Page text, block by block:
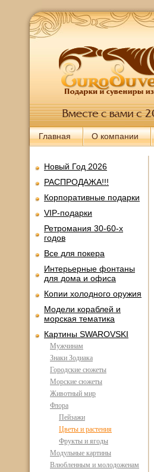
Главная О компании
Новый Год 2026
РАСПРОДАЖА!!!
Корпоративные подарки
VIP-подарки
Ретромания 30-60-х
годов
Все для покера
Интерьерные фонтаны
для дома и офиса
Копии холодного оружия
Модели кораблей и
морская тематика
Картины SWAROVSKI
Мужчинам
Знаки Зодиака
Городские сюжеты
Морские сюжеты
Животный мир
Флора
Пейзажи
Цветы и растения
Фрукты и ягоды
Модульные картины
Влюбленным и молодоженам